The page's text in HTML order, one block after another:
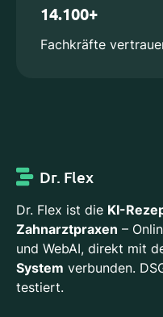
14.100+
Fachkräfte
Dr. Flex
Dr. Flex ist die KI-
Zahnarztpraxen –
und WebAI, direkt mit
System verbunden.
testiert.